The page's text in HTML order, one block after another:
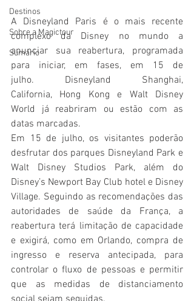
Destinos
Sobre a Magictour
Sumário
A Disneyland Paris é o mais recente
complexo da Disney no mundo a
anunciar sua reabertura, programada
para iniciar, em fases, em 15 de
julho. Disneyland Shanghai,
California, Hong Kong e Walt Disney
World já reabriram ou estão com as
datas marcadas.
Em 15 de julho, os visitantes poderão
desfrutar dos parques Disneyland Park e
Walt Disney Studios Park, além do
Disney’s Newport Bay Club hotel e Disney
Village. Seguindo as recomendações das
autoridades de saúde da França, a
reabertura terá limitação de capacidade
e exigirá, como em Orlando, compra de
ingresso e reserva antecipada, para
controlar o fluxo de pessoas e permitir
que as medidas de distanciamento